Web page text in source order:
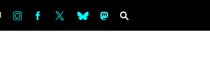
in bsky ms